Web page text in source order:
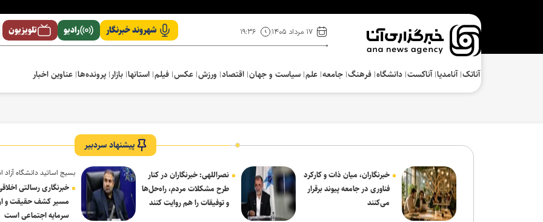
۱۷ مرداد ۱۴۰۵ ۱۹:۳۶ شهروند خبرنگار رادیو تلویزیون
آناتک آنامدیا آناکست دانشگاه فرهنگ‌ جامعه علم سیاست و جهان اقتصاد ورزش عکس فیلم استانها بازار پرونده‌ها عناوین اخبار
پیشنهاد سردبیر
خبرنگاران، میان ذات و کارکرد
فناوری در جامعه پیوند برقرار
می‌کنند
نصراللهی: خبرنگاران در کنار
طرح مشکلات مردم، راه‌حل‌ها
و توفیقات را هم روایت کنند
بسیج اساتید دانشگاه آزاد
در پیام روز خبرنگار:
خبرنگاری رسالتی
مسیر کشف حقیقت و
سرمایه اجتماعی است